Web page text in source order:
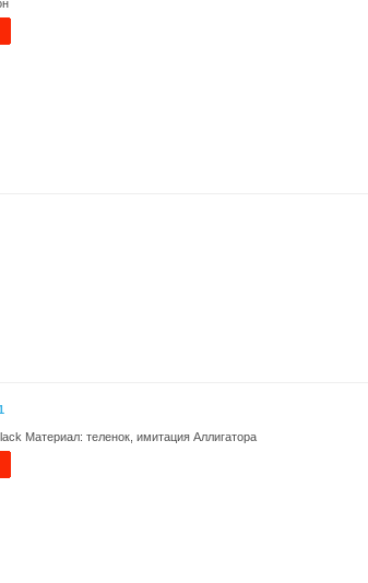
Материал: теленок, имитация Аллигатора